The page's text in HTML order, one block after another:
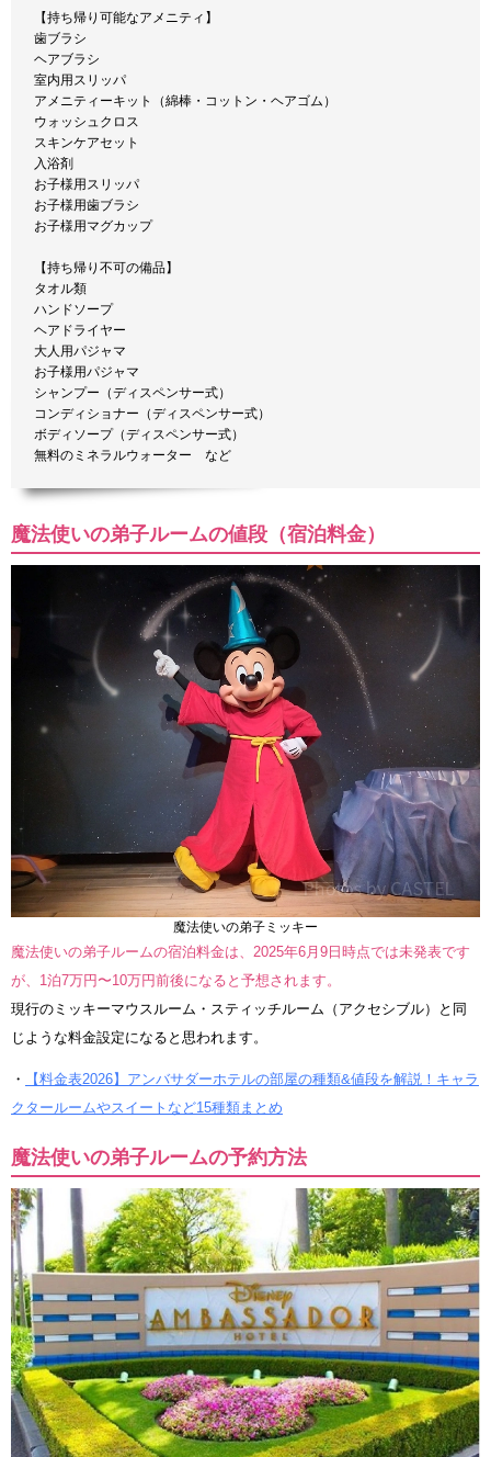
【持ち帰り可能なアメニティ】
歯ブラシ
ヘアブラシ
室内用スリッパ
アメニティーキット（綿棒・コットン・ヘアゴム）
ウォッシュクロス
スキンケアセット
入浴剤
お子様用スリッパ
お子様用歯ブラシ
お子様用マグカップ
【持ち帰り不可の備品】
タオル類
ハンドソープ
ヘアドライヤー
大人用パジャマ
お子様用パジャマ
シャンプー（ディスペンサー式）
コンディショナー（ディスペンサー式）
ボディソープ（ディスペンサー式）
無料のミネラルウォーター など
魔法使いの弟子ルームの値段（宿泊料金）
魔法使いの弟子ミッキー
魔法使いの弟子ルームの宿泊料金は、2025年6月9日時点では未発表です
が、1泊7万円〜10万円前後になると予想されます。
現行のミッキーマウスルーム・スティッチルーム（アクセシブル）と同
じような料金設定になると思われます。
・
【料金表2026】アンバサダーホテルの部屋の種類&値段を解説！キャラ
クタールームやスイートなど15種類まとめ
魔法使いの弟子ルームの予約方法